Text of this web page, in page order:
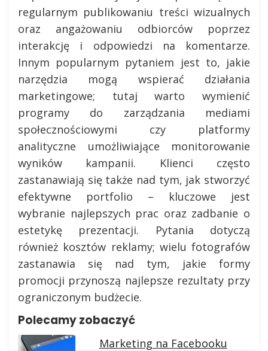
regularnym publikowaniu treści wizualnych
oraz angażowaniu odbiorców poprzez
interakcję i odpowiedzi na komentarze.
Innym popularnym pytaniem jest to, jakie
narzędzia mogą wspierać działania
marketingowe; tutaj warto wymienić
programy do zarządzania mediami
społecznościowymi czy platformy
analityczne umożliwiające monitorowanie
wyników kampanii. Klienci często
zastanawiają się także nad tym, jak stworzyć
efektywne portfolio – kluczowe jest
wybranie najlepszych prac oraz zadbanie o
estetykę prezentacji. Pytania dotyczą
również kosztów reklamy; wielu fotografów
zastanawia się nad tym, jakie formy
promocji przynoszą najlepsze rezultaty przy
ograniczonym budżecie.
Polecamy zobaczyć
Marketing na Facebooku